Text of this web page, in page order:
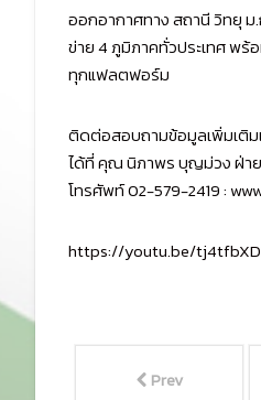
ออกอากาศทาง สถานี วิทยุ ม.
ข่าย 4 ภูมิภาคทั่วประเทศ พร้
ทุกแฟลตฟอร์ม
ติดต่อสอบถามข้อมูลเพิ่มเติม
ได้ที่ คุณ นิภาพร บุญม่วง ฝ่าย
โทรศัพท์ 02-579-2419 :
https://youtu.be/
Prev